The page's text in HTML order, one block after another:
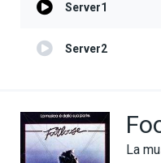
Server1
Server2
La